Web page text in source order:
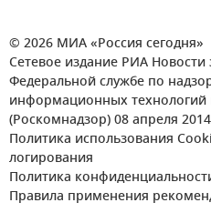
© 2026 МИА «Россия сегодня»
Сетевое издание РИА Новости
Федеральной службе по
информационных
(Роскомнадзор) 08 апреля
Политика использования
логирования
Политика
Правила применения